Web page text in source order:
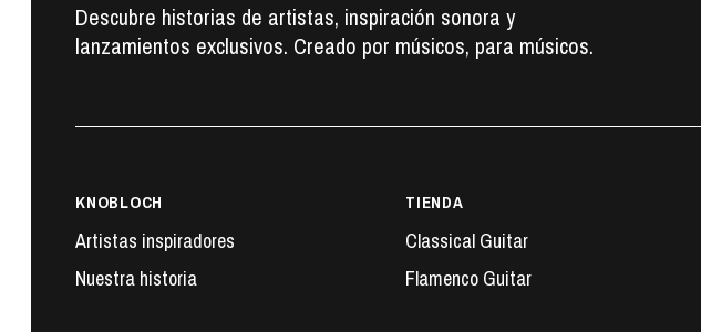
Descubre historias de artistas, inspiración sonora y
lanzamientos exclusivos. Creado por músicos, para músicos.
KNOBLOCH
Artistas inspiradores
Nuestra historia
TIENDA
Classical Guitar
Flamenco Guitar